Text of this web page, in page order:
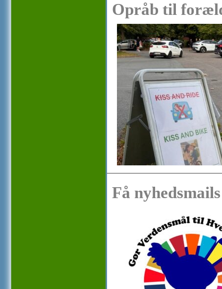
Opråb til
Få